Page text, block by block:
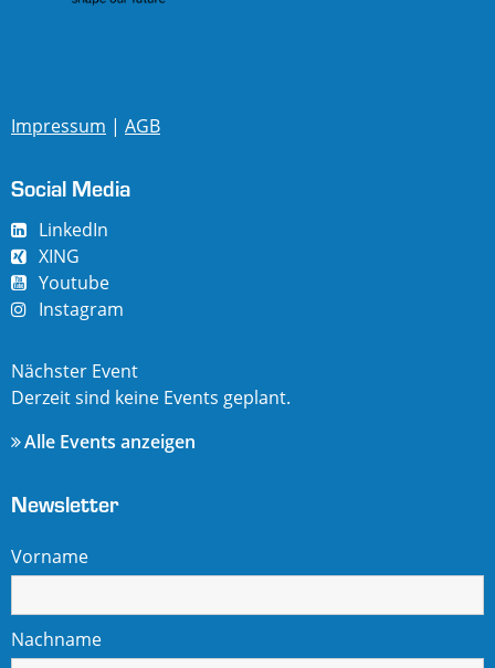
Impressum | AGB
Social Media
LinkedIn
XING
Youtube
Instagram
Nächster Event
Derzeit sind keine Events geplant.
Alle Events anzeigen
Newsletter
Vorname
Nachname